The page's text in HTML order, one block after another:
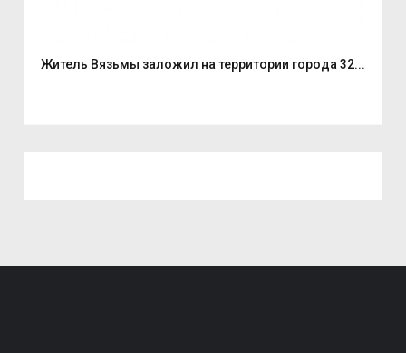
Житель Вязьмы заложил на территории города 32...